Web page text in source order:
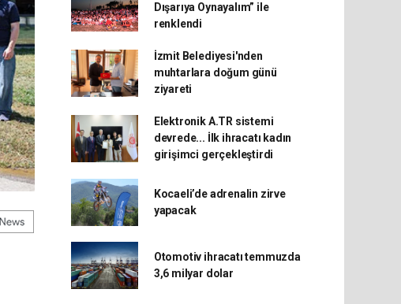
Dışarıya Oynayalım” ile
renklendi
İzmit Belediyesi'nden
muhtarlara doğum günü
ziyareti
Elektronik A.TR sistemi
devrede... İlk ihracatı kadın
girişimci gerçekleştirdi
Kocaeli’de adrenalin zirve
yapacak
Otomotiv ihracatı temmuzda
3,6 milyar dolar